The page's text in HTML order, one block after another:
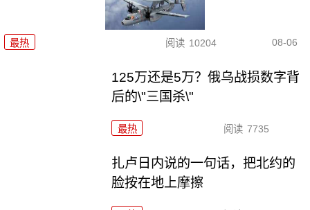
最热 阅读 10204 08-06
125万还是5万？俄乌战损数字背
后的\"三国杀\"
最热 阅读 7735
扎卢日内说的一句话，把北约的
脸按在地上摩擦